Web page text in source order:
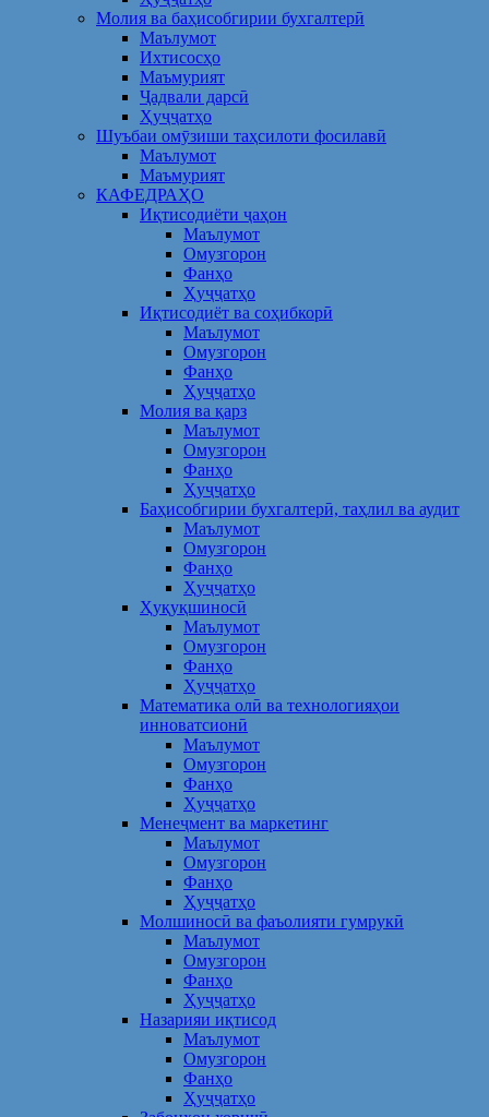
Молия ва баҳисобгирии бухгалтерӣ
Маълумот
Ихтисосҳо
Маъмурият
Ҷадвали дарсӣ
Ҳуҷҷатҳо
Шуъбаи омӯзиши таҳсилоти фосилавӣ
Маълумот
Маъмурият
КАФЕДРАҲО
Иқтисодиёти ҷаҳон
Маълумот
Омузгорон
Фанҳо
Ҳуҷҷатҳо
Иқтисодиёт ва соҳибкорӣ
Маълумот
Омузгорон
Фанҳо
Ҳуҷҷатҳо
Молия ва қарз
Маълумот
Омузгорон
Фанҳо
Ҳуҷҷатҳо
Баҳисобгирии бухгалтерӣ, таҳлил ва аудит
Маълумот
Омузгорон
Фанҳо
Ҳуҷҷатҳо
Ҳуқуқшиносӣ
Маълумот
Омузгорон
Фанҳо
Ҳуҷҷатҳо
Математика олӣ ва технологияҳои
инноватсионӣ
Маълумот
Омузгорон
Фанҳо
Ҳуҷҷатҳо
Менеҷмент ва маркетинг
Маълумот
Омузгорон
Фанҳо
Ҳуҷҷатҳо
Молшиносӣ ва фаъолияти гумрукӣ
Маълумот
Омузгорон
Фанҳо
Ҳуҷҷатҳо
Назарияи иқтисод
Маълумот
Омузгорон
Фанҳо
Ҳуҷҷатҳо